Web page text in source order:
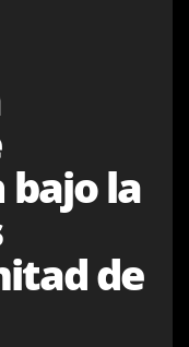
bajo la
de